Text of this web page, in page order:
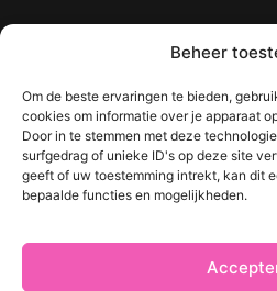
Beheer
Om de beste ervaringen te bieden,
cookies om informatie over je apparaat
Door in te stemmen met deze
surfgedrag of unieke ID's op deze site
geeft of uw toestemming intrekt, kan dit
bepaalde functies en mogelijkheden.
Bericht categorie
@2025 www.petitus.be.